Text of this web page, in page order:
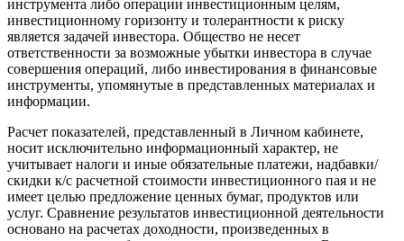
инструмента либо операции инвестиционным целям,
инвестиционному горизонту и толерантности к риску
является задачей инвестора. Общество не несет
ответственности за возможные убытки инвестора в случае
совершения операций, либо инвестирования в финансовые
инструменты, упомянутые в представленных материалах и
информации.
Расчет показателей, представленный в Личном кабинете,
носит исключительно информационный характер, не
учитывает налоги и иные обязательные платежи, надбавки/
скидки к/с расчетной стоимости инвестиционного пая и не
имеет целью предложение ценных бумаг, продуктов или
услуг. Сравнение результатов инвестиционной деятельности
основано на расчетах доходности, произведенных в